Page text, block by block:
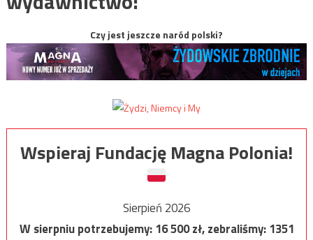
Czy jest jeszcze naród polski?
Wspieraj Fundację Magna Polonia!
Sierpień 2026
W sierpniu potrzebujemy:16 500zł, zebraliśmy:1351